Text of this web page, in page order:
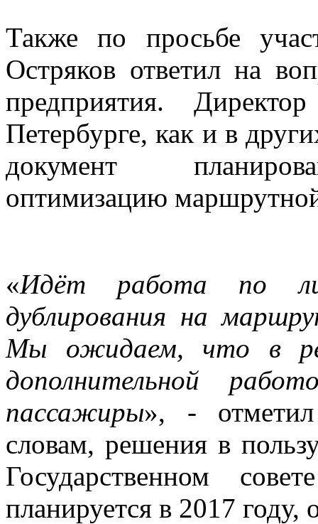
Также по просьбе
Остряков ответил на
предприятия.
Петербурге, как и в
документ
оптимизацию
«Идёт работа по
дублирования на
Мы ожидаем, что в
дополнительной
пассажиры», -
словам, решения в
Государственном
планируется в 2017